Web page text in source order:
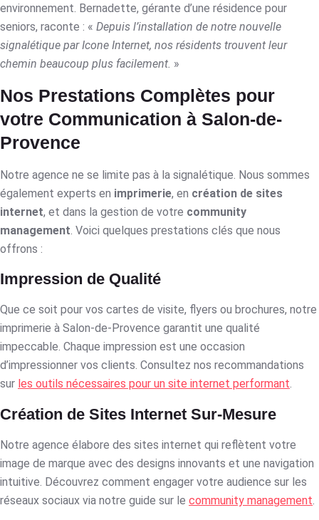
environnement. Bernadette, gérante d’une résidence pour
seniors, raconte : « Depuis l’installation de notre nouvelle
signalétique par Icone Internet, nos résidents trouvent leur
chemin beaucoup plus facilement. »
Nos Prestations Complètes pour
votre Communication à Salon-de-
Provence
Notre agence ne se limite pas à la signalétique. Nous sommes
également experts en imprimerie, en création de sites
internet, et dans la gestion de votre community
management . Voici quelques prestations clés que nous
offrons :
Impression de Qualité
Que ce soit pour vos cartes de visite, flyers ou brochures, notre
imprimerie à Salon-de-Provence garantit une qualité
impeccable. Chaque impression est une occasion
d’impressionner vos clients. Consultez nos recommandations
sur les outils nécessaires pour un site internet performant.
Création de Sites Internet Sur-Mesure
Notre agence élabore des sites internet qui reflètent votre
image de marque avec des designs innovants et une navigation
intuitive. Découvrez comment engager votre audience sur les
réseaux sociaux via notre guide sur le community management